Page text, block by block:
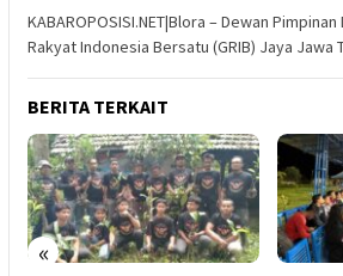
KABAROPOSISI.NET|Blora – Dewan
Rakyat Indonesia Bersatu (GRIB) Jaya
BERITA TERKAIT
«